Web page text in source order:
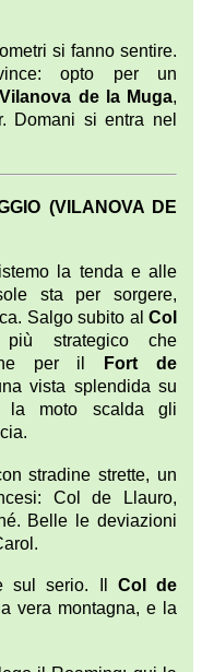
si fanno sentire.
opto per un
Vilanova de la Muga,
Domani si entra nel
(VILANOVA DE
la tenda e alle
sta per sorgere,
Salgo subito al Col
strategico che
per il
Fort de
vista splendida su
la moto scalda gli
stradine strette, un
Col de Llauro,
Belle le deviazioni
sul serio. Il Col de
vera montagna, e la